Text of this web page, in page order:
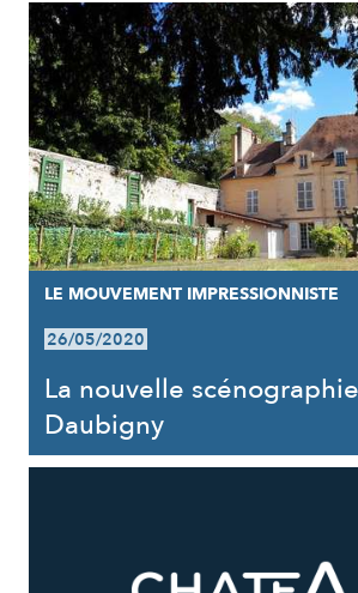
RÉSULTATS
LE MOUVEMENT IMPRESSIONNISTE
26/05/2020
La nouvelle
Daubigny